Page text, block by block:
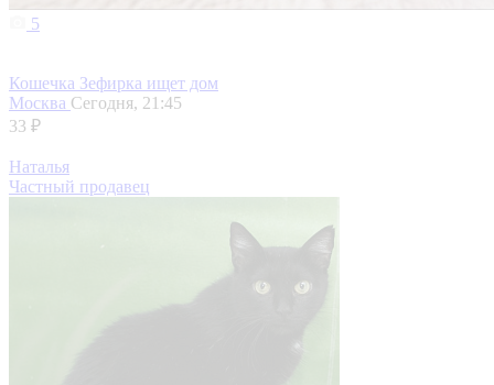
5
Кошечка Зефирка ищет дом
Москва Сегодня, 21:45
33 ₽
Наталья
Частный продавец